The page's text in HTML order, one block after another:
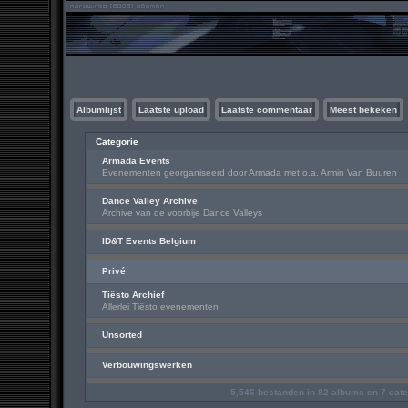
Albumlijst Laatste upload Laatste commentaar Meest bekeken
Categorie
Armada Events
Evenementen georganiseerd door Armada met o.a. Armin Van Buuren
Dance Valley Archive
Archive van de voorbije Dance Valleys
ID&T Events Belgium
Privé
Tiësto Archief
Allerlei Tiësto evenementen
Unsorted
Verbouwingswerken
5,546 bestanden in 82 albums en 7